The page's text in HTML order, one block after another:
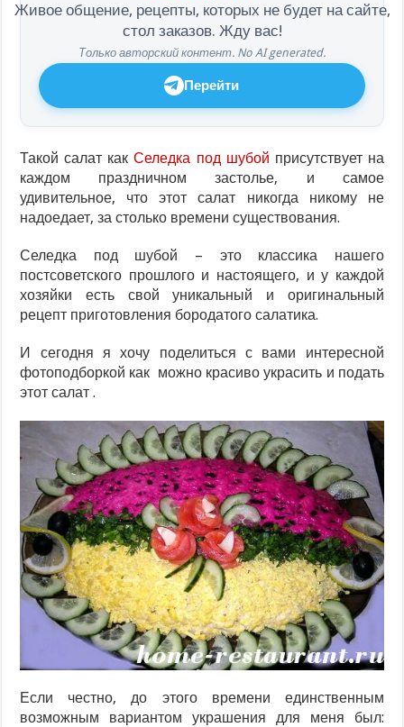
Живое общение, рецепты, которых не будет на сайте,
стол заказов. Жду вас!
Только авторский контент. No AI generated.
Перейти
Такой салат какСеледка под шубой присутствует на
каждом праздничном застолье, и самое
удивительное, что этот салат никогда никому не
надоедает, за столько времени существования.
Селедка под шубой – это классика нашего
постсоветского прошлого и настоящего, и у каждой
хозяйки есть свой уникальный и оригинальный
рецепт приготовления бородатого салатика.
И сегодня я хочу поделиться с вами интересной
фотоподборкой как можно красиво украсить и подать
этот салат .
Если честно, до этого времени единственным
возможным вариантом украшения для меня был: